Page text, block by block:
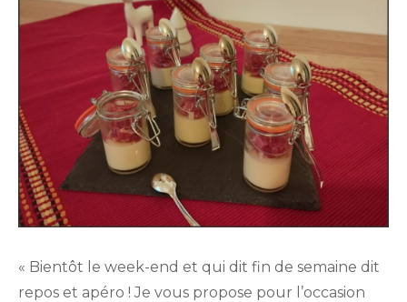
« Bientôt le week-end et qui dit fin de semaine dit
repos et apéro ! Je vous propose pour l’occasion